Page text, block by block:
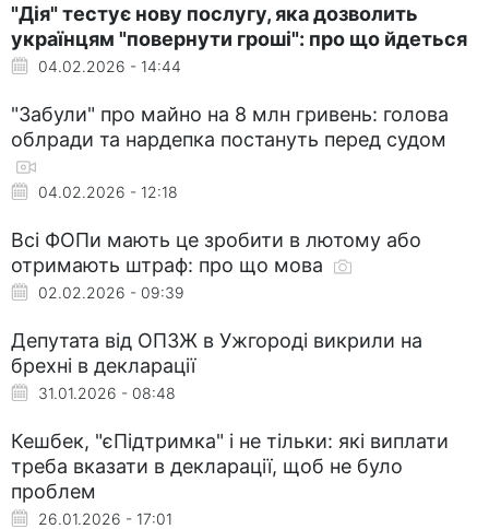
"Дія" тестує нову послугу, яка дозволить
українцям "повернути гроші": про що йдеться
04.02.2026 - 14:44
"Забули" про майно на 8 млн гривень: голова
облради та нардепка постануть перед судом
04.02.2026 - 12:18
Всі ФОПи мають це зробити в лютому або
отримають штраф: про що мова
02.02.2026 - 09:39
Депутата від ОПЗЖ в Ужгороді викрили на
брехні в декларації
31.01.2026 - 08:48
Кешбек, "єПідтримка" і не тільки: які виплати
треба вказати в декларації, щоб не було
проблем
26.01.2026 - 17:01